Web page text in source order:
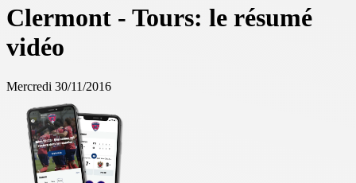
Clermont - Tours: le résumé
vidéo
Mercredi 30/11/2016